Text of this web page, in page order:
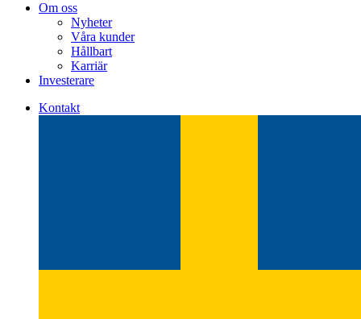
Om oss
Nyheter
Våra kunder
Hållbart
Karriär
Investerare
Kontakt